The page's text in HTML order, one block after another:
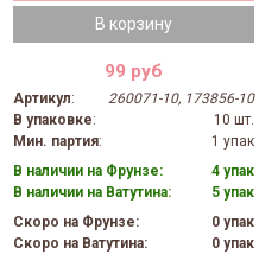
В корзину
99 руб
Артикул:
260071-10, 173856-10
В упаковке:
10 шт.
Мин. партия:
1 упак
В наличии на Фрунзе:
4 упак
В наличии на Ватутина:
5 упак
Скоро на Фрунзе:
0 упак
Скоро на Ватутина:
0 упак